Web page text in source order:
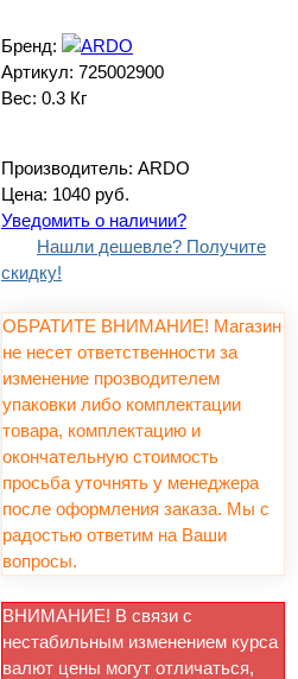
Бренд:
Артикул: 725002900
Вес: 0.3 Кг
Производитель: ARDO
Цена: 1040 руб.
Уведомить о наличии?
Нашли дешевле? Получите
скидку!
ОБРАТИТЕ ВНИМАНИЕ! Магазин
не несет ответственности за
изменение прозводителем
упаковки либо комплектации
товара, комплектацию и
окончательную стоимость
просьба уточнять у менеджера
после оформления заказа. Мы с
радостью ответим на Ваши
вопросы.
ВНИМАНИЕ! В связи с
нестабильным изменением курса
валют цены могут отличаться,